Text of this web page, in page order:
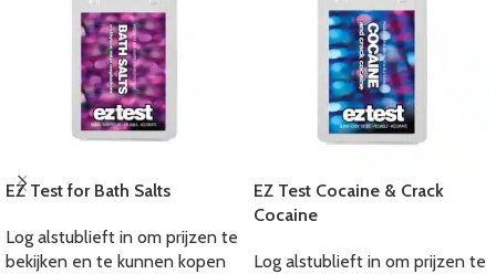
EZ Test for Bath Salts
Log alstublieft in om prijzen te
bekijken en te kunnen kopen
EZ Test Cocaine & Crack
Cocaine
Log alstublieft in om prijzen te